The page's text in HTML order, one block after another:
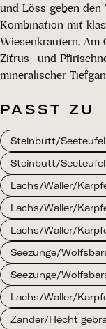
und Löss geben
Kombination mit
Wiesenkräutern. Am
Zitrus- und
mineralischer
PASST ZU
Steinbutt/
Steinbutt/
Lachs/Waller/
Lachs/Waller/
Lachs/Waller/
Seezunge/
Seezunge/
Lachs/Waller/
Zander/Hecht